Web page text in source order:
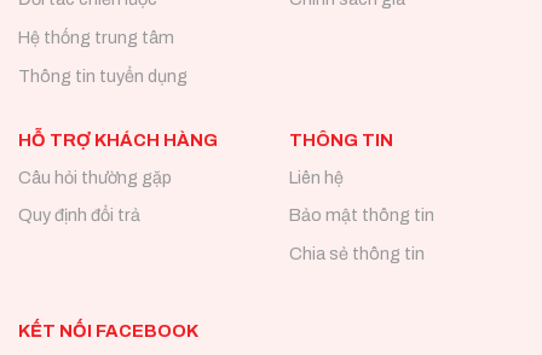
Hệ thống trung tâm
Thông tin tuyển dụng
HỖ TRỢ KHÁCH HÀNG
Câu hỏi thường gặp
Quy định đổi trả
THÔNG TIN
Liên hệ
Bảo mật thông tin
Chia sẻ thông tin
KẾT NỐI FACEBOOK